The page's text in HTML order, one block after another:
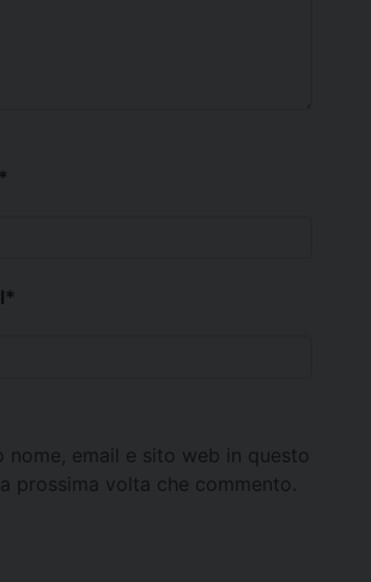
*
*
nome, email e sito web in questo
prossima volta che commento.